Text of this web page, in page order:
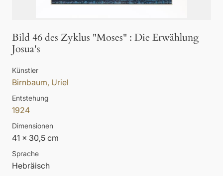
Bild 46 des Zyklus "Moses" : Die Erwählung
Josua's
Künstler
Birnbaum, Uriel
Entstehung
1924
Dimensionen
41 x 30,5 cm
Sprache
Hebräisch